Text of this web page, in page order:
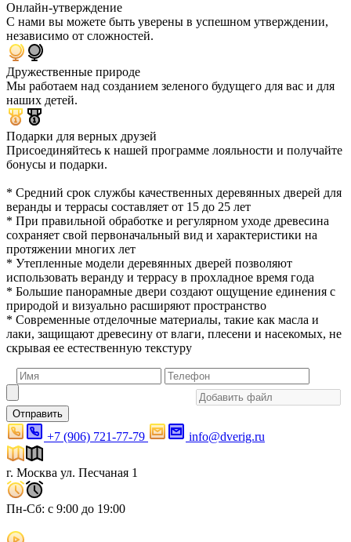
Онлайн-утверждение
С нами вы можете быть уверены в успешном утверждении,
независимо от сложностей.
Дружественные природе
Мы работаем над созданием зеленого будущего для вас и для
наших детей.
Подарки для верных друзей
Присоединяйтесь к нашей программе лояльности и получайте
бонусы и подарки.
* Средний срок службы качественных деревянных дверей для
веранды и террасы составляет от 15 до 25 лет
* При правильной обработке и регулярном уходе древесина
сохраняет свой первоначальный вид и характеристики на
протяжении многих лет
* Утепленные модели деревянных дверей позволяют
использовать веранду и террасу в прохладное время года
* Большие панорамные двери создают ощущение единения с
природой и визуально расширяют пространство
* Современные отделочные материалы, такие как масла и
лаки, защищают древесину от влаги, плесени и насекомых, не
скрывая ее естественную текстуру
Отправить
+7 (906) 721-77-79 info@dverig.ru
г. Москва ул. Песчаная 1
Пн-Сб: с 9:00 до 19:00